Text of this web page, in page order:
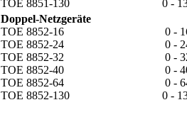
TOE 8851-130
0 -
Doppel-Netzgeräte
TOE 8852-16
TOE 8852-24
TOE 8852-32
TOE 8852-40
TOE 8852-64
TOE 8852-130
0 -
0 -
0 -
0 -
0 -
0 -